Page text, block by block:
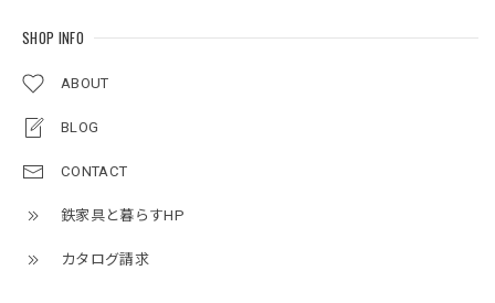
SHOP INFO
ABOUT
BLOG
CONTACT
鉄家具と暮らすHP
カタログ請求